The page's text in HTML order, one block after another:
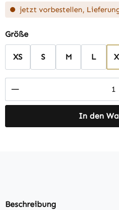
jetzt vorbestellen,
Größeauswählen
XS S M L
Produkt Anzahl: Gib
In den
Beschreibung